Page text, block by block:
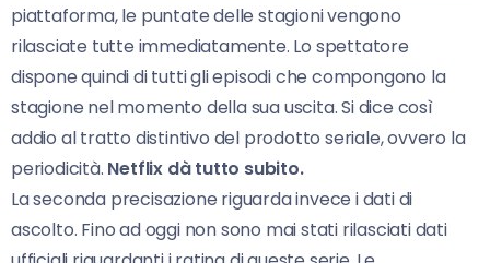
piattaforma, le puntate delle stagioni vengono
rilasciate tutte immediatamente. Lo spettatore
dispone quindi di tutti gli episodi che compongono la
stagione nel momento della sua uscita. Si dice così
addio al tratto distintivo del prodotto seriale, ovvero la
periodicità. Netflix dà tutto subito.
La seconda precisazione riguarda invece i dati di
ascolto. Fino ad oggi non sono mai stati rilasciati dati